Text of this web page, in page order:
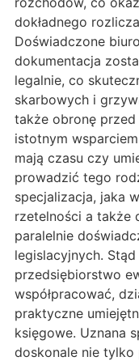
dokładnego
Doświadczone
dokumentacja
legalnie, co
skarbowych i
także obronę
istotnym
mają czasu czy
prowadzić tego
specjalizacja, jaka
rzetelności a także
paralelnie
legislacyjnych.
przedsiębiorstwo
współpracować,
praktyczne
księgowe. Uznana
doskonale nie